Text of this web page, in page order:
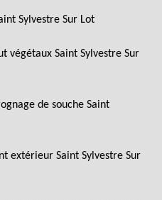
Sylvestre Sur Lot
végétaux Saint Sylvestre Sur
de souche Saint
extérieur Saint Sylvestre Sur